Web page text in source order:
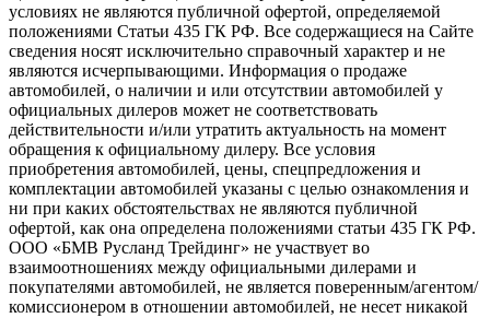
условиях не являются публичной офертой, определяемой
положениями Статьи 435 ГК РФ. Все содержащиеся на Сайте
сведения носят исключительно справочный характер и не
являются исчерпывающими. Информация о продаже
автомобилей, о наличии и или отсутствии автомобилей у
официальных дилеров может не соответствовать
действительности и/или утратить актуальность на момент
обращения к официальному дилеру. Все условия
приобретения автомобилей, цены, спецпредложения и
комплектации автомобилей указаны с целью ознакомления и
ни при каких обстоятельствах не являются публичной
офертой, как она определена положениями статьи 435 ГК РФ.
ООО «БМВ Русланд Трейдинг» не участвует во
взаимоотношениях между официальными дилерами и
покупателями автомобилей, не является поверенным/агентом/
комиссионером в отношении автомобилей, не несет никакой